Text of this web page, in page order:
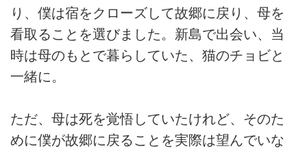
り、僕は宿をクローズして故郷に戻り、母を
看取ることを選びました。新島で出会い、当
時は母のもとで暮らしていた、猫のチョビと
一緒に。
ただ、母は死を覚悟していたけれど、そのた
めに僕が故郷に戻ることを実際は望んでいな